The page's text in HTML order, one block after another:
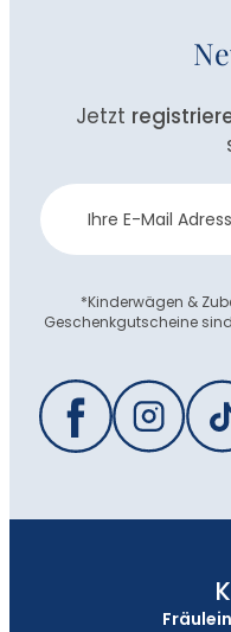
Jetzt
Newsletter
Anmeldung
*Kinderwägen &
Geschenkgutscheine